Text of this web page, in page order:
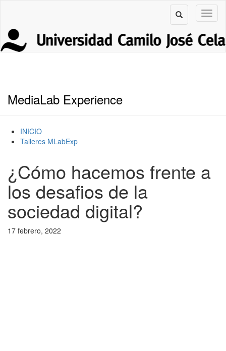
MediaLab Experience
INICIO
Talleres MLabExp
¿Cómo hacemos frente a
los desafios de la
sociedad digital?
17 febrero, 2022